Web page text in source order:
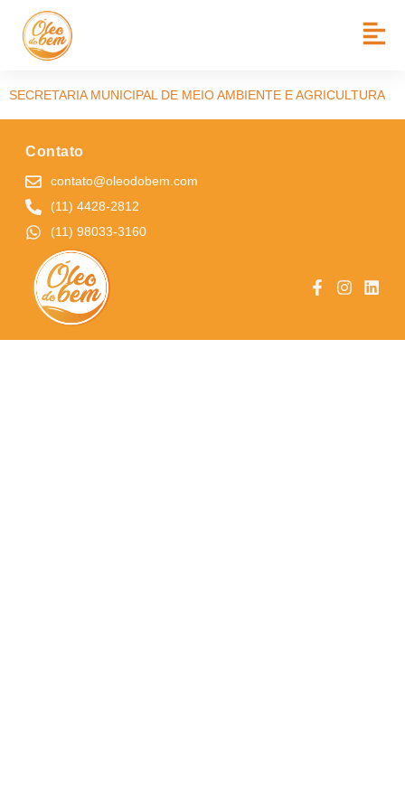
BAIRRO:
SÃO DOMINGOS S/A INDÚSTRIA GRÁFICA – ANIMATIVA
SECRETARIA MUNICIPAL DE MEIO AMBIENTE E AGRICULTURA
Contato
contato@oleodobem.com
(11) 4428-2812
(11) 98033-3160